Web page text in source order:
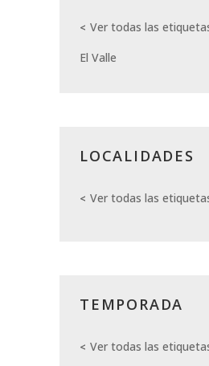
Ver todas las
El Valle
LOCALIDADES
Ver todas las
TEMPORADA
Ver todas las